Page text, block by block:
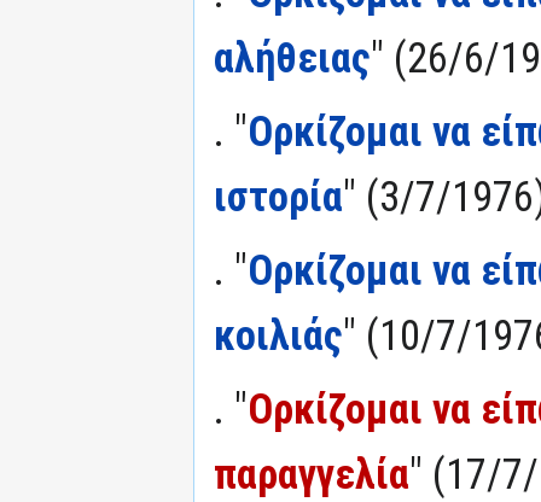
αλήθειας" (26/6/
. "Ορκίζομαι να
ιστορία" (3/7/
. "Ορκίζομαι να
κοιλιάς" (10/7/
. "Ορκίζομαι να
παραγγελία" (17/